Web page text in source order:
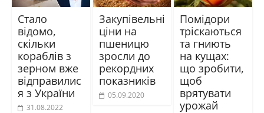
Стало
відомо,
скільки
кораблів з
зерном вже
відправилис
я з України
31.08.2022
Закупівельні
ціни на
пшеницю
зросли до
рекордних
показників
05.09.2020
Помідори
тріскаються
та гниють
на кущах:
що зробити,
щоб
врятувати
урожай